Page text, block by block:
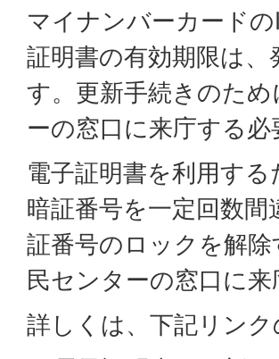
マイナンバーカード
証明書の有効期限は
す。更新手続きのた
ーの窓口に来庁する
電子証明書を利用す
暗証番号を一定回数
証番号のロックを解
民センターの窓口に
詳しくは、下記リン